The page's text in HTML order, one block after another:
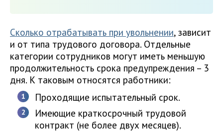
Сколько отрабатывать при увольнении, зависит
и от типа трудового договора. Отдельные
категории сотрудников могут иметь меньшую
продолжительность срока предупреждения – 3
дня. К таковым относятся работники:
Проходящие испытательный срок.
Имеющие краткосрочный трудовой
контракт (не более двух месяцев).